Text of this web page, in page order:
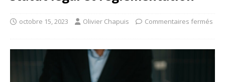
octobre 15, 2023 Olivier Chapuis Commentaires fermés